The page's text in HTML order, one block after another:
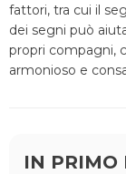
fattori, tra cui il
dei segni può
propri compagni,
armonioso e
IN PRIMO